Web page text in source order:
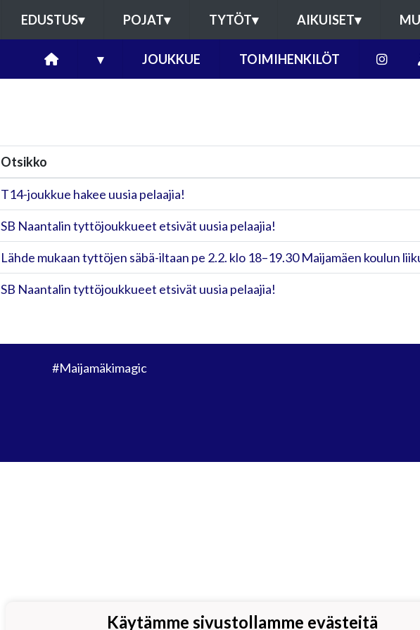
EDUSTUS▾ POJAT▾ TYTÖT▾ AIKUISET▾
▾ JOUKKUE TOIMIHENKILÖT
Otsikko
T14-joukkue hakee uusia pelaajia!
SB Naantalin tyttöjoukkueet etsivät uusia pelaajia!
Lähde mukaan tyttöjen säbä-iltaan pe 2.2. klo 18–19.30 Maijamäen koulun
SB Naantalin tyttöjoukkueet etsivät uusia pelaajia!
#Maijamäkimagic
Käytämme sivustollamme evästeitä